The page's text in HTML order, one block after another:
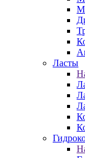
Ласты